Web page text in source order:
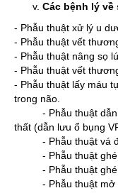
Các bệnh lý về
- Phẫu thuật xử lý u
- Phẫu thuật vết
- Phẫu thuật nâng sọ
- Phẫu thuật vết
- Phẫu thuật lấy máu
trong não.
- Phẫu thuật dẫn
thất (dẫn lưu ổ bụng
- Phẫu thuật vá
- Phẫu thuật ghép
- Phẫu thuật ghép
- Phẫu thuật mở sọ